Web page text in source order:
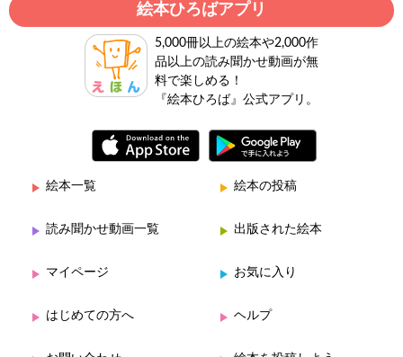
絵本ひろばアプリ
5,000冊以上の絵本や2,000作
品以上の読み聞かせ動画が無
料で楽しめる！
『絵本ひろば』公式アプリ。
絵本一覧 絵本の投稿
読み聞かせ動画一覧 出版された絵本
マイページ お気に入り
はじめての方へ ヘルプ